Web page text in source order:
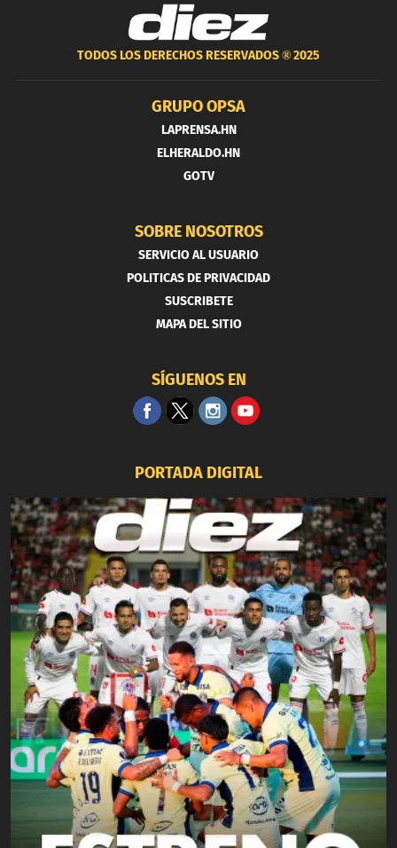
TODOS LOS DERECHOS RESERVADOS ®2025
GRUPO OPSA
LAPRENSA.HN
ELHERALDO.HN
GOTV
SOBRE NOSOTROS
SERVICIO AL USUARIO
POLITICAS DE PRIVACIDAD
SUSCRIBETE
MAPA DEL SITIO
SÍGUENOS EN
PORTADA DIGITAL